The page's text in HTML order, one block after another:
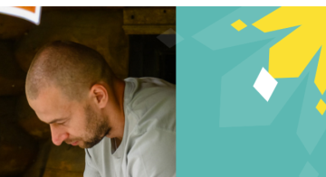
07.08.2026. Kultūra